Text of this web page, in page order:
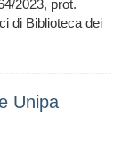
2023, prot.
di Biblioteca dei
Unipa